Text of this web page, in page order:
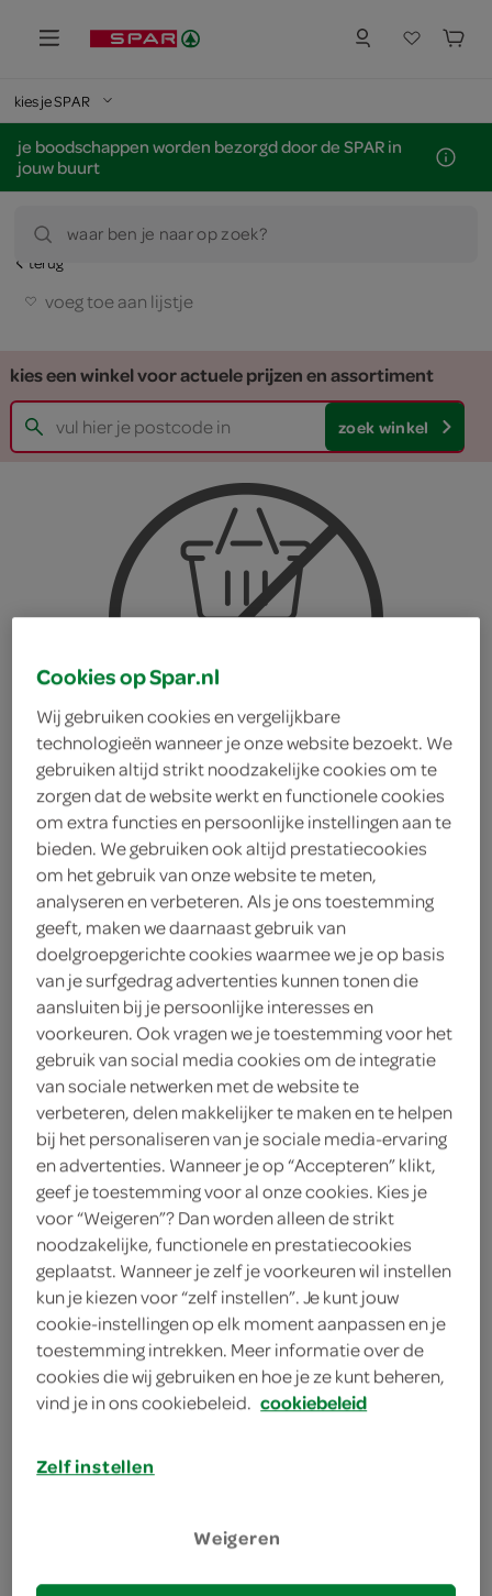
kies je SPAR
je boodschappen worden bezorgd door de SPAR in
jouw buurt
waar ben je naar op zoek?
terug
voeg toe aan lijstje
kies een winkel voor actuele prijzen en assortiment
zoek winkel
Maza hoemoes
zongedroogde tomaat
Maza
2.
95
200 Gram
Let op: aanbiedingen zijn niet zichtbaar bij de
producten, maar worden wél automatisch
verwerkt in de winkelmand.
romige hoemoes met zongedroogde tomaat voor een
volle hartige smaak, en je geeft je borrel of broodje
deze houmous is vol van smaak
kosher, halal en vegetarisch
Cookies op Spar.nl
Wij gebruiken cookies en vergelijkbare
technologieën wanneer je onze website bezoekt. We
gebruiken altijd strikt noodzakelijke cookies om te
zorgen dat de website werkt en functionele cookies
om extra functies en persoonlijke instellingen aan te
bieden. We gebruiken ook altijd prestatiecookies
om het gebruik van onze website te meten,
analyseren en verbeteren. Als je ons toestemming
geeft, maken we daarnaast gebruik van
doelgroepgerichte cookies waarmee we je op basis
van je surfgedrag advertenties kunnen tonen die
aansluiten bij je persoonlijke interesses en
voorkeuren. Ook vragen we je toestemming voor het
gebruik van social media cookies om de integratie
van sociale netwerken met de website te
verbeteren, delen makkelijker te maken en te helpen
bij het personaliseren van je sociale media-ervaring
en advertenties. Wanneer je op “Accepteren” klikt,
geef je toestemming voor al onze cookies. Kies je
voor “Weigeren”? Dan worden alleen de strikt
noodzakelijke, functionele en prestatiecookies
geplaatst. Wanneer je zelf je voorkeuren wil instellen
kun je kiezen voor “zelf instellen”. Je kunt jouw
cookie-instellingen op elk moment aanpassen en je
toestemming intrekken. Meer informatie over de
cookies die wij gebruiken en hoe je ze kunt beheren,
vind je in ons cookiebeleid. cookiebeleid
Zelf instellen
Weigeren